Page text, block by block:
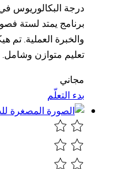
درجة البكالوريوس
برنامج يمتد لستة
والخبرة العملية.
تعليم متوازن وشامل.
مجاني
بدء التعلّم